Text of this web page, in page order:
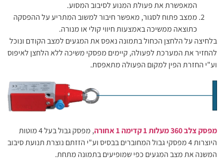
המאפשרת את פעולת המנוע לסיבוב המסוע.
ממצב פתוח לסגור, מאפשר חיבור למשוב המתריע על ההפסקה
כתוצאה ממשיכה באמצעות חיווי קולי או מנורה.
בלחיצה על הלחצן הכחול בתמונה נאפס את המגעים למצב הקודם ונוכל
להחזיר את המערכת לפעולה, קיימים מפסקי משיכה ללא הלחצן לאיפוס
וע"י החזרת הפין למקום הפעולה מתאפסת.
מפסק צלב 360 מעלות 1 קדימה 1 אחורה
, מפסק גבול בעל 4 מוטות
היוצרות 4 מפסקי גבול המחוברים בבסיס וע"י הזזתם נוצרת תנועת סיבוב
המשנה את מצב המגעים כפי שמופיעים בתמונה מתחת.